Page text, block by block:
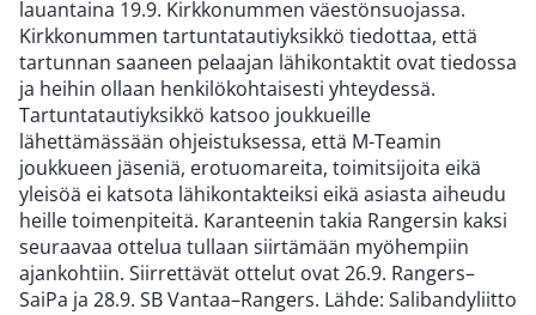
lauantaina 19.9. Kirkkonummen väestönsuojassa.
Kirkkonummen tartuntatautiyksikkö tiedottaa, että
tartunnan saaneen pelaajan lähikontaktit ovat tiedossa
ja heihin ollaan henkilökohtaisesti yhteydessä.
Tartuntatautiyksikkö katsoo joukkueille
lähettämässään ohjeistuksessa, että M-Teamin
joukkueen jäseniä, erotuomareita, toimitsijoita eikä
yleisöä ei katsota lähikontakteiksi eikä asiasta aiheudu
heille toimenpiteitä. Karanteenin takia Rangersin kaksi
seuraavaa ottelua tullaan siirtämään myöhempiin
ajankohtiin. Siirrettävät ottelut ovat 26.9. Rangers–
SaiPa ja 28.9. SB Vantaa–Rangers. Lähde: Salibandyliitto